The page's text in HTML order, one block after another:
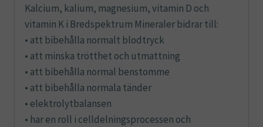
Kalcium, kalium, magnesium, vitamin D och
vitamin K i Bredspektrum Mineraler bidrar till:
• att bibehålla normalt blodtryck
• att minska trötthet och utmattning
• att bibehålla normal benstomme
• att bibehålla normala tänder
• elektrolytbalansen
• har en roll i celldelningsprocessen och